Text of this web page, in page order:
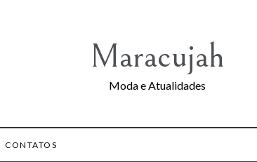
Maracujah
Moda e Atualidades
CONTATOS